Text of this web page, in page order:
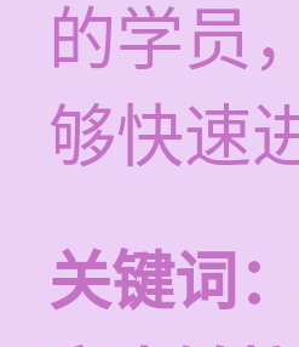
的学员
够快速
关键词：